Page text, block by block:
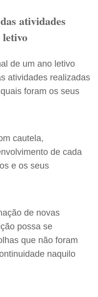
atividades
de um ano letivo
atividades realizadas
foram os seus
cautela,
de cada
e os seus
de novas
possa se
que não foram
naquilo